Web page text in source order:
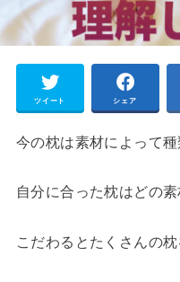
ツイート シェア
今の枕は素材によって種
自分に合った枕はどの素
こだわるとたくさんの